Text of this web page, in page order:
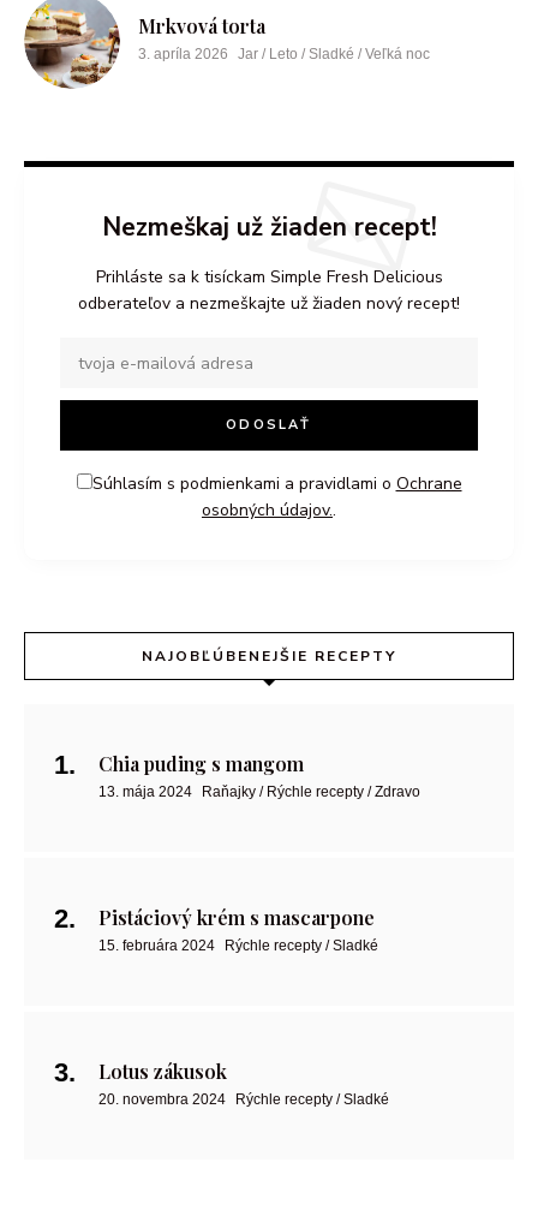
Mrkvová torta
3. apríla 2026 Jar / Leto / Sladké / Veľká noc
Nezmeškaj už žiaden recept!
Prihláste sa k tisíckam Simple Fresh Delicious
odberateľov a nezmeškajte už žiaden nový recept!
Súhlasím s podmienkami a pravidlami o Ochrane
osobných údajov..
NAJOBĽÚBENEJŠIE RECEPTY
Chia puding s mangom
13. mája 2024 Raňajky / Rýchle recepty / Zdravo
Pistáciový krém s mascarpone
15. februára 2024 Rýchle recepty / Sladké
Lotus zákusok
20. novembra 2024 Rýchle recepty / Sladké